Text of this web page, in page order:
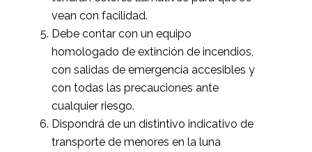
vean con facilidad.
Debe contar con un equipo
homologado de extinción de incendios,
con salidas de emergencia accesibles y
con todas las precauciones ante
cualquier riesgo.
Dispondrá de un distintivo indicativo de
transporte de menores en la luna